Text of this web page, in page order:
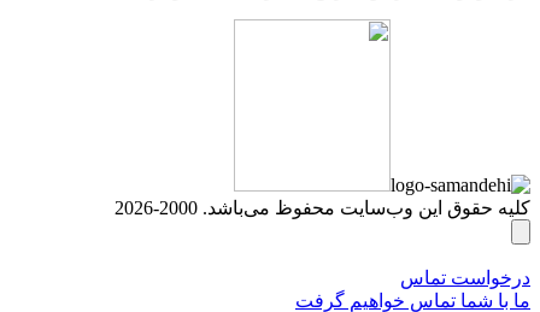
کلیه حقوق این وب‌سایت محفوظ می‌باشد. 2000-2026
درخواست تماس
ما با شما تماس خواهیم گرفت